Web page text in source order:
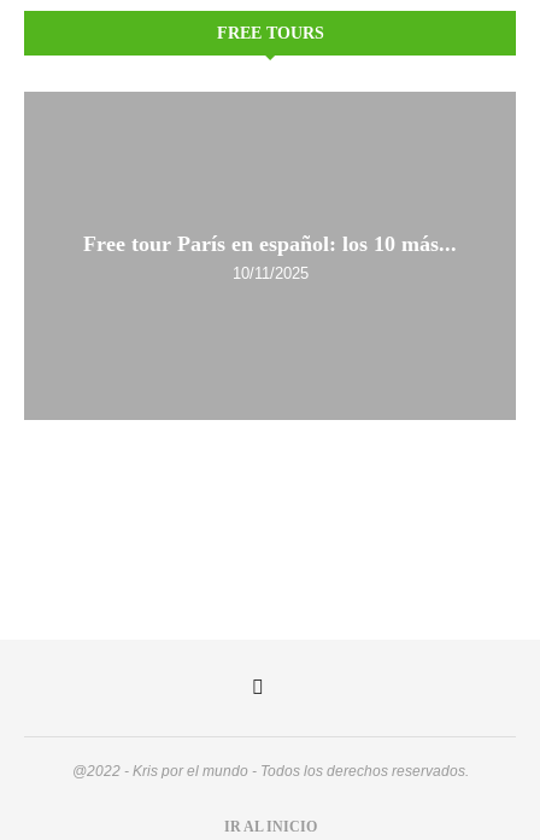
FREE TOURS
Free tour París en español: los 10 más...
10/11/2025
@2022 - Kris por el mundo - Todos los derechos reservados.
IR AL INICIO